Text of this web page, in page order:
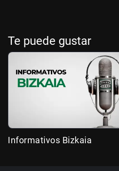
Te puede gustar
Informativos Bizkaia